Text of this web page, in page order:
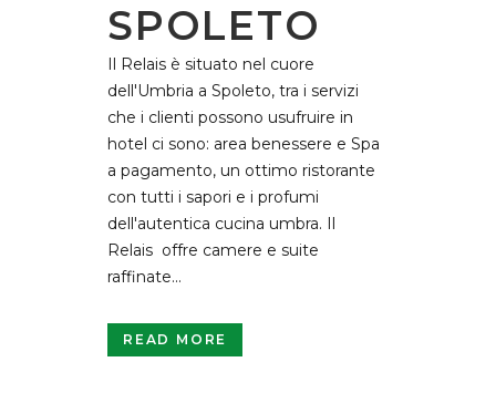
SPOLETO
Il Relais è situato nel cuore
dell'Umbria a Spoleto, tra i servizi
che i clienti possono usufruire in
hotel ci sono: area benessere e Spa
a pagamento, un ottimo ristorante
con tutti i sapori e i profumi
dell'autentica cucina umbra. Il
Relais offre camere e suite
raffinate...
READ MORE